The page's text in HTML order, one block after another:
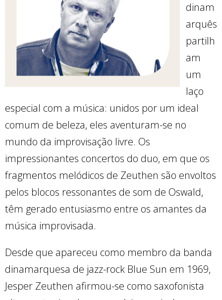
dinam
arquês
partilh
am
um
laço
especial com a música: unidos por um ideal
comum de beleza, eles aventuram-se no
mundo da improvisação livre. Os
impressionantes concertos do duo, em que os
fragmentos melódicos de Zeuthen são envoltos
pelos blocos ressonantes de som de Oswald,
têm gerado entusiasmo entre os amantes da
música improvisada.
Desde que apareceu como membro da banda
dinamarquesa de jazz-rock Blue Sun em 1969,
Jesper Zeuthen afirmou-se como saxofonista